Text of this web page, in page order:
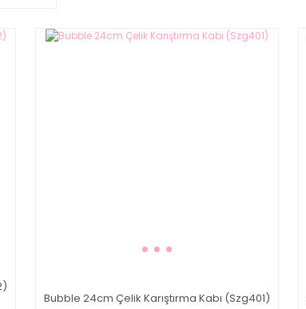
Bubble 24cm Çelik Karıştırma Kabı (Szg401)